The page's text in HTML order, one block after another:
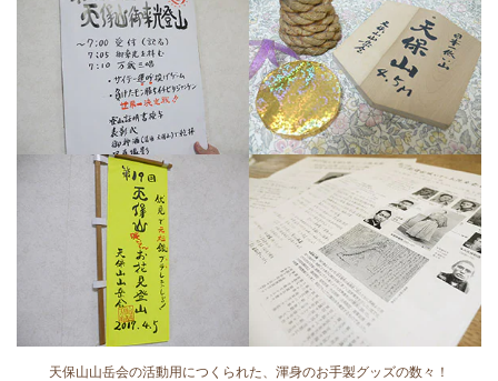
天保山山岳会の活動用につくられた、渾身のお手製グッズの数々！